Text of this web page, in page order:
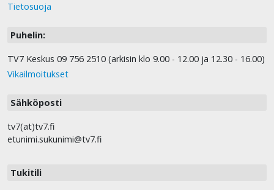
Tietosuoja
Puhelin:
TV7 Keskus 09 756 2510 (arkisin klo 9.00 - 12.00 ja 12.30 - 16.00)
Vikailmoitukset
Sähköposti
tv7(at)tv7.fi
etunimi.sukunimi@tv7.fi
Tukitili